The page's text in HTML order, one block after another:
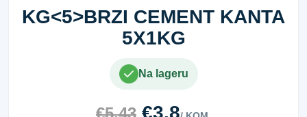
KG<5>BRZI CEMENT KANTA
5X1KG
Na lageru
€5.43 €3.8